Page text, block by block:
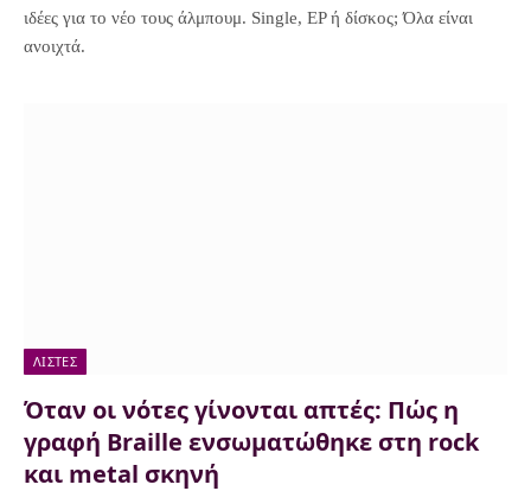
ιδέες για το νέο τους άλμπουμ. Single, EP ή δίσκος; Όλα είναι
ανοιχτά.
ΛΊΣΤΕΣ
Όταν οι νότες γίνονται απτές: Πώς η
γραφή Braille ενσωματώθηκε στη rock
και metal σκηνή